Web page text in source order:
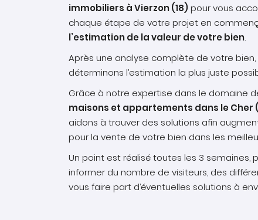
immobiliers à Vierzon (18)pour vous
chaque étape de votre projet en
l’estimation de la valeur de votre bien.
Après une analyse complète de votre bien,
déterminons l’estimation la plus juste
Grâce à notre expertise dans le domaine
maisons et appartements dans le Cher
aidons à trouver des solutions afin
pour la vente de votre bien dans les
Un point est réalisé toutes les 3 semaines,
informer du nombre de visiteurs, des
vous faire part d’éventuelles solutions à